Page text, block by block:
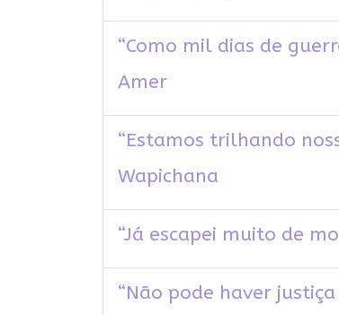
“Como mil dias de
Amer
“Estamos trilhando
Wapichana
“Já escapei muito de
“Não pode haver